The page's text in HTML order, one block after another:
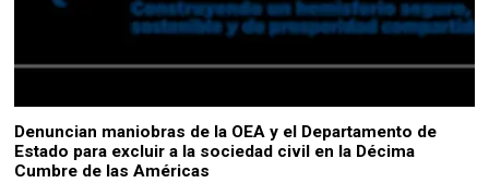
Denuncian maniobras de la OEA y el Departamento de
Estado para excluir a la sociedad civil en la Décima
Cumbre de las Américas